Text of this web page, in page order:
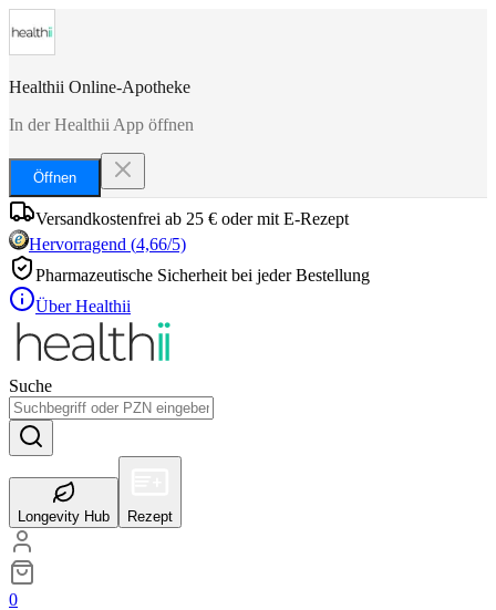
Healthii Online-Apotheke
In der Healthii App öffnen
Öffnen
Versandkostenfrei ab 25 € oder mit E-Rezept
Hervorragend (4,66/5)
Pharmazeutische Sicherheit bei jeder Bestellung
Über Healthii
Suche
Longevity Hub Rezept
0